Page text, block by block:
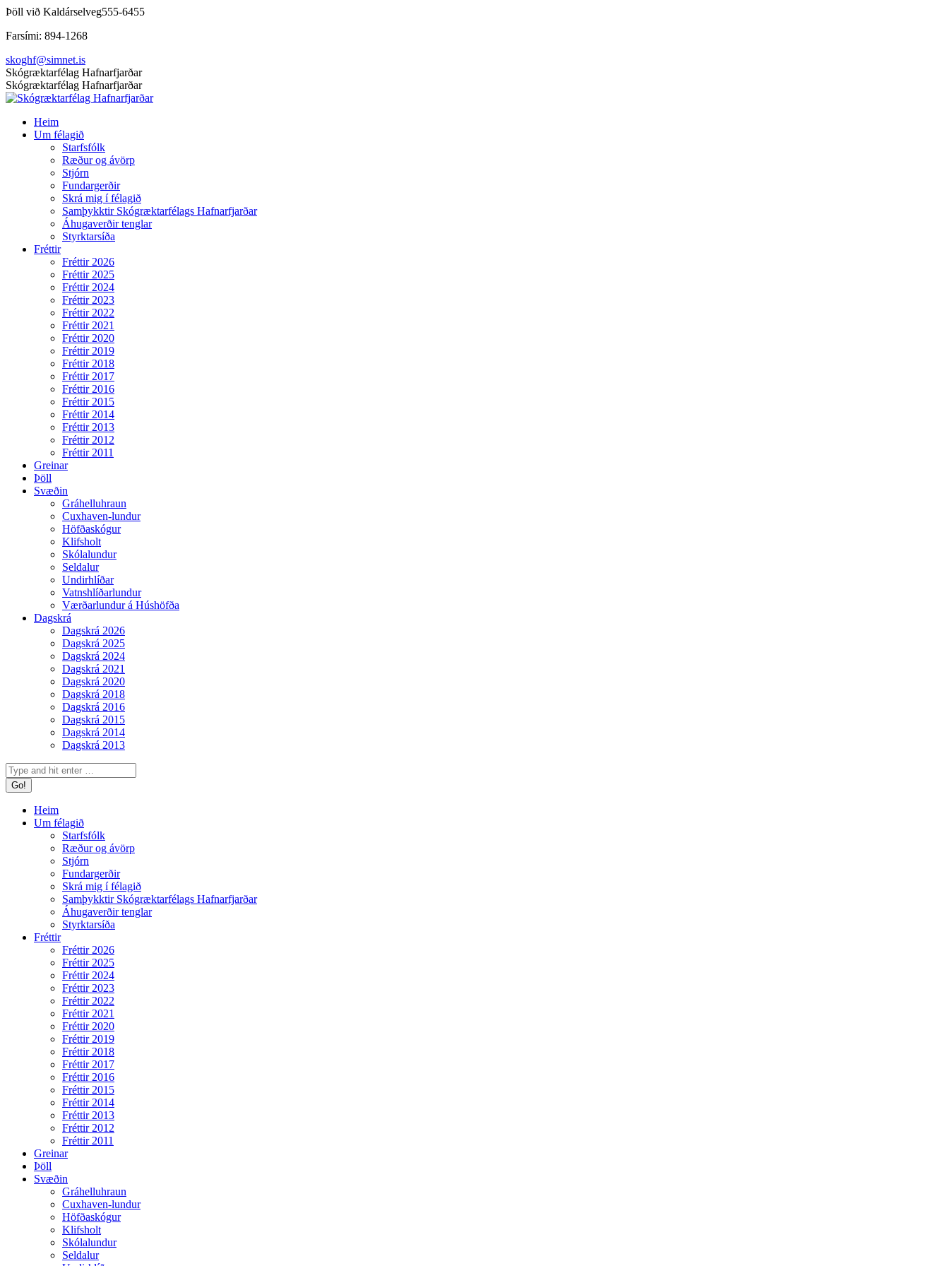
Skip
content
Þöll við Kaldárselveg555-6455
Farsími: 894-1268
skoghf@simnet.is
Facebook
page
opens
new
window
Skógræktarfélag Hafnarfjarðar
Skógræktarfélag Hafnarfjarðar
Heim
Um félagið
Starfsfólk
Ræður og ávörp
Stjórn
Fundargerðir
Skrá mig í félagið
Samþykktir Skógræktarfélags Hafnarfjarðar
Áhugaverðir tenglar
Styrktarsíða
Fréttir
Fréttir 2026
Fréttir 2025
Fréttir 2024
Fréttir 2023
Fréttir 2022
Fréttir 2021
Fréttir 2020
Fréttir 2019
Fréttir 2018
Fréttir 2017
Fréttir 2016
Fréttir 2015
Fréttir 2014
Fréttir 2013
Fréttir 2012
Fréttir 2011
Greinar
Þöll
Svæðin
Gráhelluhraun
Cuxhaven-lundur
Höfðaskógur
Klifsholt
Skólalundur
Seldalur
Undirhlíðar
Vatnshlíðarlundur
Værðarlundur á Húshöfða
Dagskrá
Dagskrá 2026
Dagskrá 2025
Dagskrá 2024
Dagskrá 2021
Dagskrá 2020
Dagskrá 2018
Dagskrá 2016
Dagskrá 2015
Dagskrá 2014
Dagskrá 2013
Search:
Heim
Um félagið
Starfsfólk
Ræður og ávörp
Stjórn
Fundargerðir
Skrá mig í félagið
Samþykktir Skógræktarfélags Hafnarfjarðar
Áhugaverðir tenglar
Styrktarsíða
Fréttir
Fréttir 2026
Fréttir 2025
Fréttir 2024
Fréttir 2023
Fréttir 2022
Fréttir 2021
Fréttir 2020
Fréttir 2019
Fréttir 2018
Fréttir 2017
Fréttir 2016
Fréttir 2015
Fréttir 2014
Fréttir 2013
Fréttir 2012
Fréttir 2011
Greinar
Þöll
Svæðin
Gráhelluhraun
Cuxhaven-lundur
Höfðaskógur
Klifsholt
Skólalundur
Seldalur